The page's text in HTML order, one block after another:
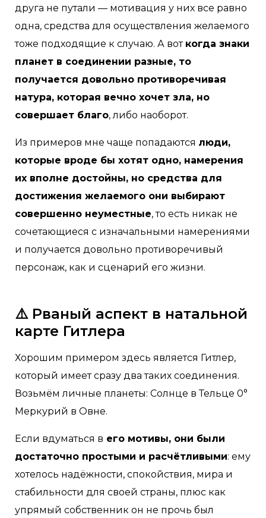
друга не путали — мотивация у них все равно
одна, средства для осуществления желаемого
тоже подходящие к случаю. А вот когда знаки
планет в соединении разные, то
получается довольно противоречивая
натура, которая вечно хочет зла, но
совершает благо, либо наоборот.
Из примеров мне чаще попадаются люди,
которые вроде бы хотят одно, намерения
их вполне достойны, но средства для
достижения желаемого они выбирают
совершенно неуместные, то есть никак не
сочетающиеся с изначальными намерениями
и получается довольно противоречивый
персонаж, как и сценарий его жизни.
⚠️ Рваный аспект в натальной
карте Гитлера
Хорошим примером здесь является Гитлер,
который имеет сразу два таких соединения.
Возьмём личные планеты: Солнце в Тельце 0°
Меркурий в Овне.
Если вдуматься в его мотивы, они были
достаточно простыми и расчётливыми: ему
хотелось надёжности, спокойствия, мира и
стабильности для своей страны, плюс как
упрямый собственник он не прочь был